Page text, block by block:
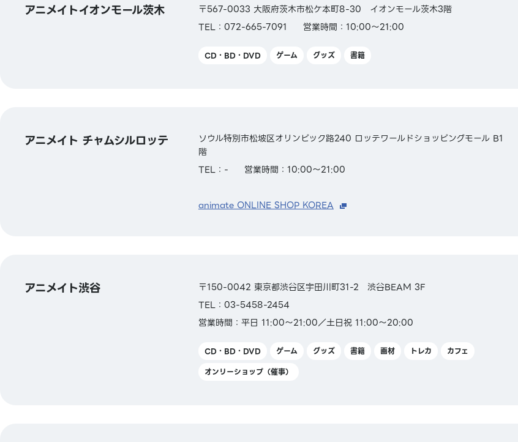
アニメイトイオンモール茨木
〒567-0033 大阪府茨木市松ケ本町8-30 イオンモール茨木3階
TEL：072-665-7091
営業時間：10:00～21:00
CD・BD・DVD ゲーム グッズ 書籍
アニメイト チャムシルロッテ
ソウル特別市松坡区オリンピック路240 ロッテワールドショッピングモール B1
階
TEL：-
営業時間：10:00～21:00
animate ONLINE SHOP KOREA
アニメイト渋谷
〒150-0042 東京都渋谷区宇田川町31-2 渋谷BEAM 3F
TEL：03-5458-2454
営業時間：平日 11:00～21:00／土日祝 11:00～20:00
CD・BD・DVD ゲーム グッズ 書籍 画材 トレカ
カフェ
オンリーショップ（催事）